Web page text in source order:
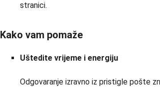
stranici.
Kako vam pomaže
Uštedite vrijeme i energiju
Odgovaranje izravno iz pristigle pošte